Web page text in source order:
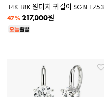
14K 18K 원터치 귀걸이 SGBEE753
47% 217,000원